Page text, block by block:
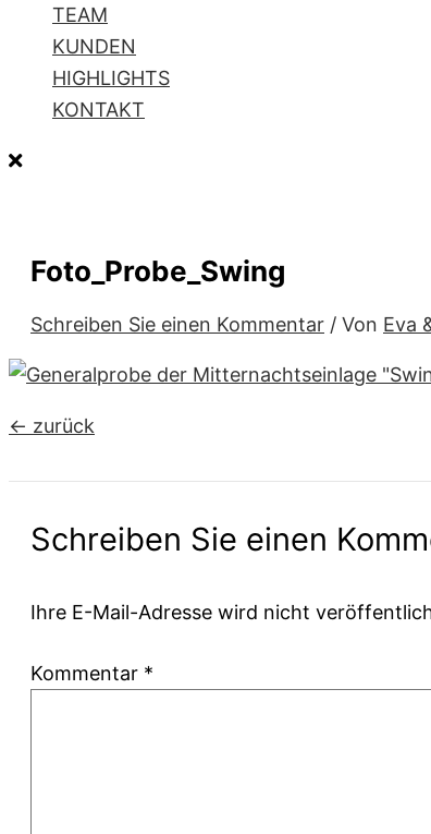
TEAM
KUNDEN
HIGHLIGHTS
KONTAKT
Foto_Probe_Swing
Schreiben Sie einen Kommentar / Von Eva
← zurück
Schreiben Sie einen
Ihre E-Mail-Adresse wird nicht
Kommentar *